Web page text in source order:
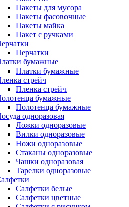
Пакеты для мусора
Пакеты фасовочные
Пакеты майка
Пакет с ручками
Перчатки
бумажные
Платки бумажные
стрейч
Пленка стрейч
бумажные
Полотенца бумажные
одноразовая
Ложки одноразовые
Вилки одноразовые
Ножи одноразовые
Стаканы одноразовые
Чашки одноразовая
Тарелки одноразовые
Салфетки белые
Салфетки цветные